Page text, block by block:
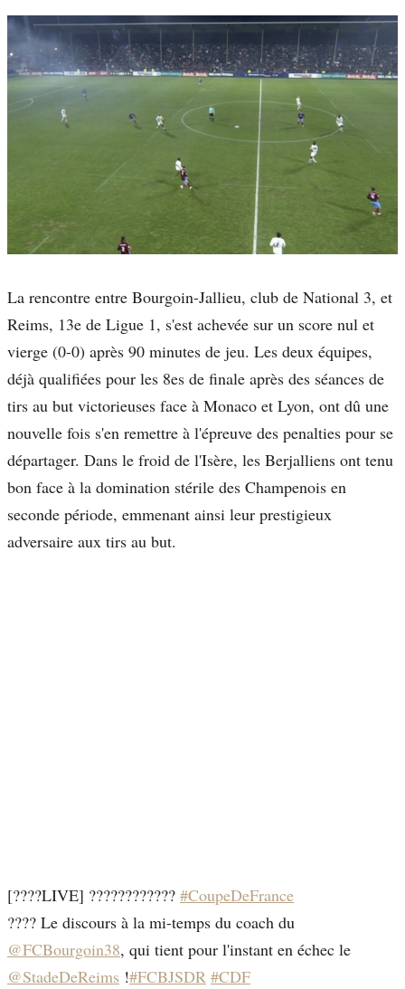
La rencontre entre Bourgoin-Jallieu, club de National 3, et
Reims, 13e de Ligue 1, s'est achevée sur un score nul et
vierge (0-0) après 90 minutes de jeu. Les deux équipes,
déjà qualifiées pour les 8es de finale après des séances de
tirs au but victorieuses face à Monaco et Lyon, ont dû une
nouvelle fois s'en remettre à l'épreuve des penalties pour se
départager. Dans le froid de l'Isère, les Berjalliens ont tenu
bon face à la domination stérile des Champenois en
seconde période, emmenant ainsi leur prestigieux
adversaire aux tirs au but.
[????LIVE] ???????????? #CoupeDeFrance
???? Le discours à la mi-temps du coach du
@FCBourgoin38, qui tient pour l'instant en échec le
@StadeDeReims !#FCBJSDR #CDF